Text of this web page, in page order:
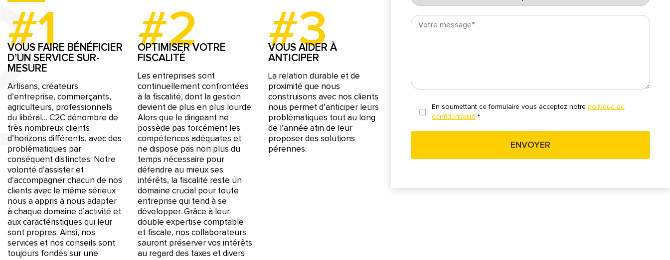
#1
VOUS FAIRE BÉNÉFICIER
D’UN SERVICE SUR-
MESURE
Artisans, créateurs
d’entreprise, commerçants,
agriculteurs, professionnels
du libéral… C2C dénombre de
très nombreux clients
d’horizons différents, avec des
problématiques par
conséquent distinctes. Notre
volonté d’assister et
d’accompagner chacun de nos
clients avec le même sérieux
nous a appris à nous adapter
à chaque domaine d’activité et
aux caractéristiques qui leur
sont propres. Ainsi, nos
services et nos conseils sont
toujours fondés sur une
#2
OPTIMISER VOTRE
FISCALITÉ
Les entreprises sont
continuellement confrontées
à la fiscalité, dont la gestion
devient de plus en plus lourde.
Alors que le dirigeant ne
possède pas forcément les
compétences adéquates et
ne dispose pas non plus du
temps nécessaire pour
défendre au mieux ses
intérêts, la fiscalité reste un
domaine crucial pour toute
entreprise qui tend à se
développer. Grâce à leur
double expertise comptable
et fiscale, nos collaborateurs
sauront préserver vos intérêts
au regard des taxes et divers
#3
VOUS AIDER À
ANTICIPER
La relation durable et de
proximité que nous
construisons avec nos clients
nous permet d’anticiper leurs
problématiques tout au long
de l’année afin de leur
proposer des solutions
pérennes.
En soumettant ce formulaire vous acceptez notrepolitique de
confidentialité *